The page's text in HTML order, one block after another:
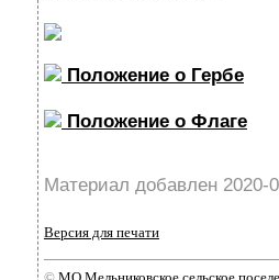
Положение о Гербе
Положение о Флаге
Материал добавлен 2020-
Версия для печати